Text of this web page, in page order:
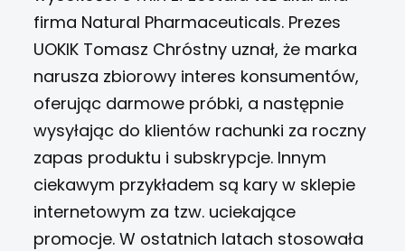
firma Natural Pharmaceuticals. Prezes
UOKIK Tomasz Chróstny uznał, że marka
narusza zbiorowy interes konsumentów,
oferując darmowe próbki, a następnie
wysyłając do klientów rachunki za roczny
zapas produktu i subskrypcje. Innym
ciekawym przykładem są kary w sklepie
internetowym za tzw. uciekające
promocje. W ostatnich latach stosowała